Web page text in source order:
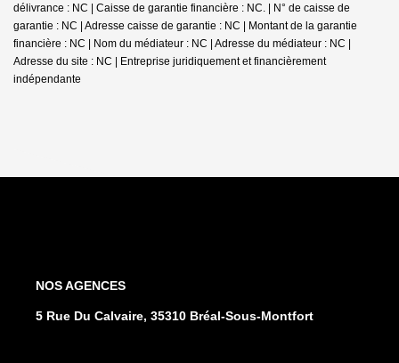
délivrance : NC | Caisse de garantie financière : NC. | N° de caisse de
garantie : NC | Adresse caisse de garantie : NC | Montant de la garantie
financière : NC | Nom du médiateur : NC | Adresse du médiateur : NC |
Adresse du site : NC | Entreprise juridiquement et financièrement
indépendante
NOS AGENCES
5 Rue Du Calvaire, 35310 Bréal-Sous-Montfort